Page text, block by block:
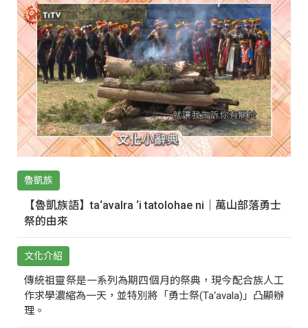
魯凱族
【魯凱族語】ta‘avalra ‘i tatolohae ni｜萬山部落勇士
祭的由來
文化介紹
傳統祖靈祭是一系列為期四個月的祭典，現今配合族人工
作求學濃縮為一天，並特別將「勇士祭(Ta‘avala)」凸顯辦
理。